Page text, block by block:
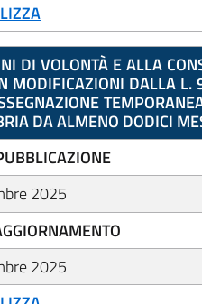
DI VOLONTÀ E ALLA
DALLA
DA ALMENO DODICI
2025
2025